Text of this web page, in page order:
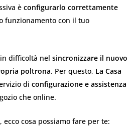
è configurarlo correttamente
funzionamento con il tuo
difficoltà nel sincronizzare il nuovo
poltrona. Per questo, La Casa
di configurazione e assistenza
che online.
cosa possiamo fare per te: